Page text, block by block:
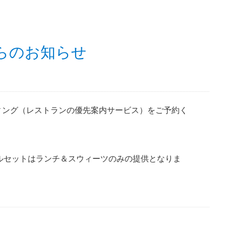
のお知らせ
グ（レストランの優先案内サービス）をご予約く
ットはランチ＆スウィーツのみの提供となりま